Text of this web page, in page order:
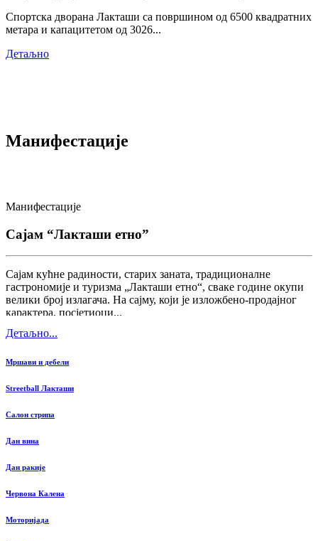
Спортска дворана Лакташи са површином од 6500 квадратних
метара и капацитетом од 3026...
Детаљно
Манифестације
Манифестације
Сајам “Лакташи етно”
Сајам кућне радиности, старих заната, традиционалне
гастрономије и туризма „Лакташи етно“, сваке године окупи
велики број излагача. На сајму, који је изложбено-продајног
карактера, посјетиоци...
Детаљно...
Мршави и дебели
Streetball Лакташи
Салон стрипа
Дан вина
Дан ракије
Червона Калена
Моторијада